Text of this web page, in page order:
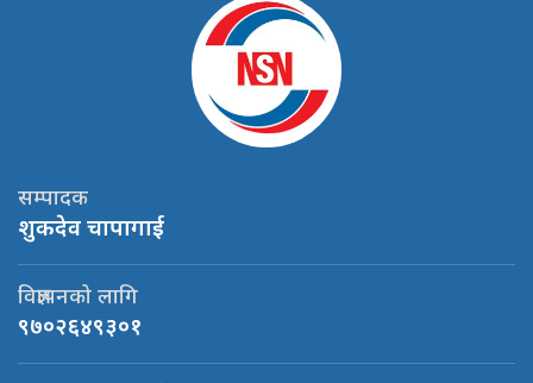
सम्पादक
शुकदेव चापागाई
विज्ञापनको लागि
९७०२६४९३०१